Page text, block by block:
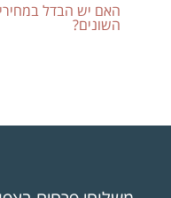
האם יש הבדל
השונים?